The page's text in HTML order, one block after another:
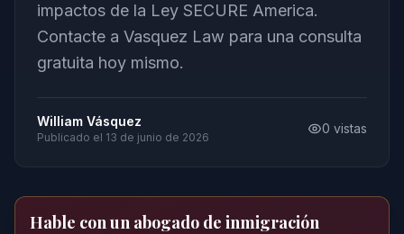
impactos de la Ley SECURE America.
Contacte a Vasquez Law para una consulta
gratuita hoy mismo.
William Vásquez
Publicado el 13 de junio de 2026
0 vistas
Hable con un abogado de inmigración